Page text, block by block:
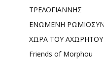
ΤΡΕΛΟΓΙΑΝΝΗΣ
ΕΝΩΜΕΝΗ
ΧΩΡΑ ΤΟΥ ΑΧΩΡΗΤΟΥ
Friends of Morphou